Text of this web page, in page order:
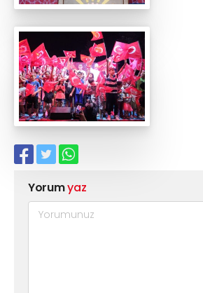
Yorumyaz